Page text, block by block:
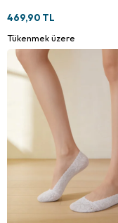
469,90 TL
Tükenmek üzere